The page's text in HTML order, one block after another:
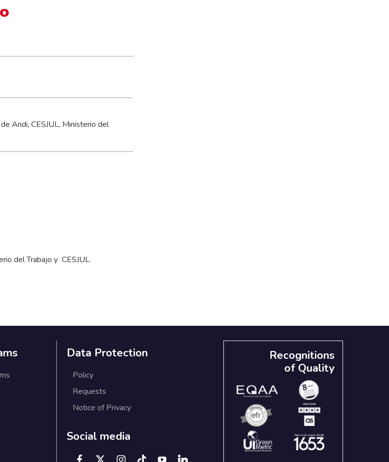
Andi, CESJUL, Ministerio del
del Trabajo y CESJUL
Data Protection
Policy
Requests
Notice of Privacy
Social media
Recognitions
of Quality